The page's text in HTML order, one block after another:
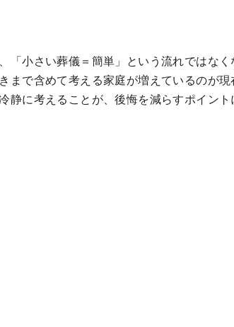
小さい葬儀＝簡単」という流れではなく
で含めて考える家庭が増えているのが現
に考えることが、後悔を減らすポイント